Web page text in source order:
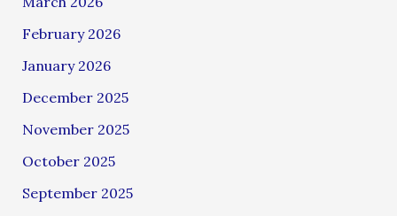
February 2026
January 2026
December 2025
November 2025
October 2025
September 2025